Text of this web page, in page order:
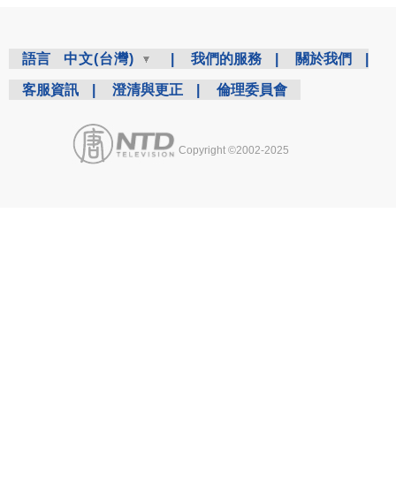
語言 中文(台灣) 我們的服務 關於我們
客服資訊 澄清與更正 倫理委員會
Copyright ©2002-2025